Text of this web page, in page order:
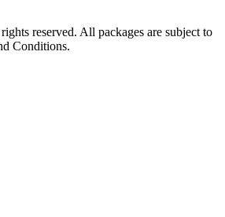
reserved. All packages are subject to
Conditions.